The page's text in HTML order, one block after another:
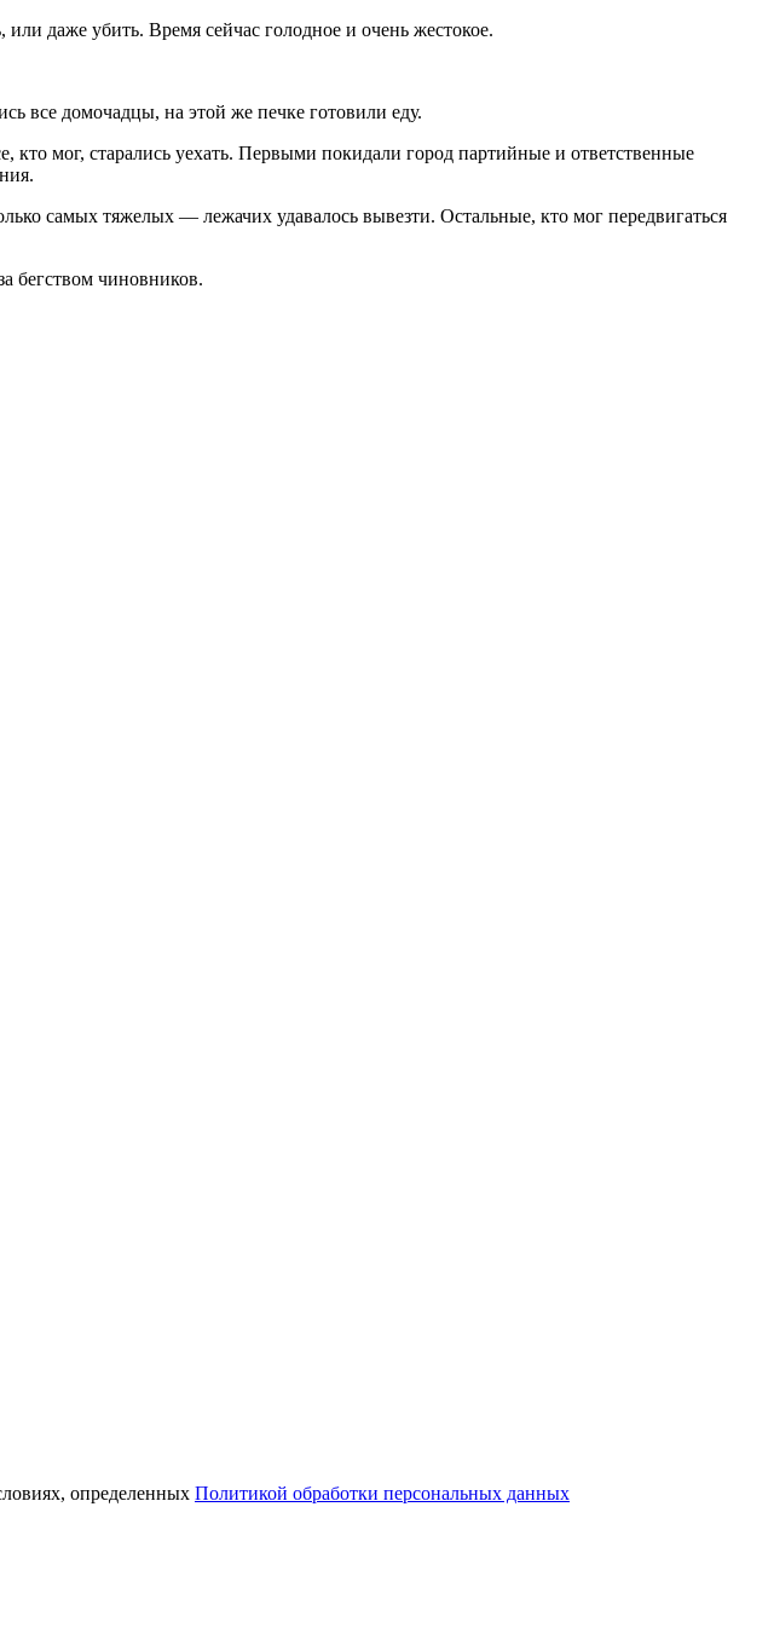
даже убить. Время сейчас голодное и очень жестокое.
все домочадцы, на этой же печке готовили еду.
мог, старались уехать. Первыми покидали город партийные и ответственные
самых тяжелых — лежачих удавалось вывезти. Остальные, кто мог передвигаться
бегством чиновников.
определенных Политикой обработки персональных данных